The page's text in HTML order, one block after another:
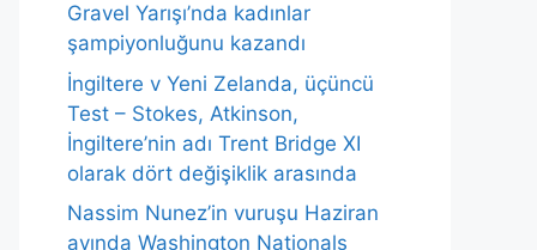
Gravel Yarışı’nda kadınlar
şampiyonluğunu kazandı
İngiltere v Yeni Zelanda, üçüncü
Test – Stokes, Atkinson,
İngiltere’nin adı Trent Bridge XI
olarak dört değişiklik arasında
Nassim Nunez’in vuruşu Haziran
ayında Washington Nationals